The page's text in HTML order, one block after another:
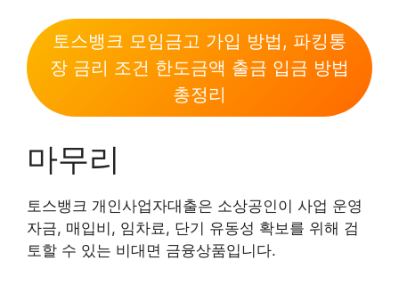
토스뱅크 모임금고 가입 방법, 파킹통
장 금리 조건 한도금액 출금 입금 방법
총정리
마무리
토스뱅크 개인사업자대출은 소상공인이 사업 운영
자금, 매입비, 임차료, 단기 유동성 확보를 위해 검
토할 수 있는 비대면 금융상품입니다.